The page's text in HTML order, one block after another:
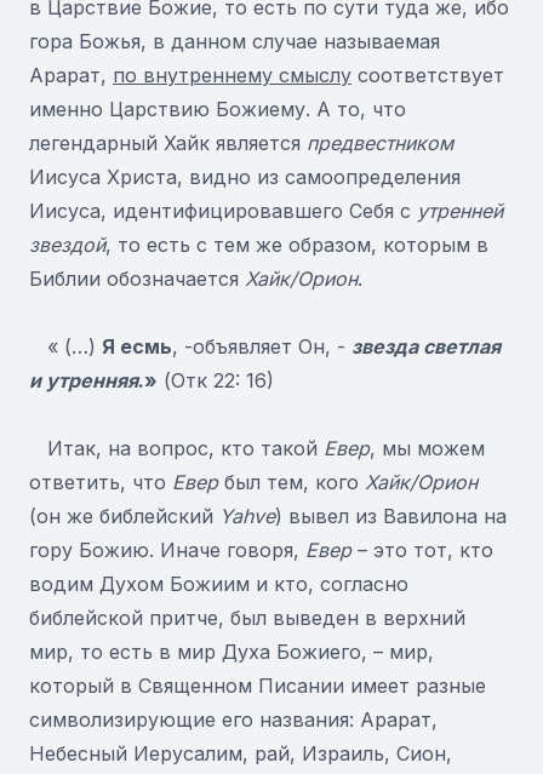
в Царствие Божие, то есть по сути туда же, ибо
гора Божья, в данном случае называемая
Арарат, по внутреннему смыслу соответствует
именно Царствию Божиему. А то, что
легендарный Хайк является предвестником
Иисуса Христа, видно из самоопределения
Иисуса, идентифицировавшего Себя с утренней
звездой, то есть с тем же образом, которым в
Библии обозначается Хайк/Орион.
« (…) Я есмь, -объявляет Он, - звезда светлая
и утренняя.» (Отк 22: 16)
Итак, на вопрос, кто такой Евер, мы можем
ответить, что Евербыл тем, кого Хайк/Орион
(он же библейский Yahve) вывел из Вавилона на
гору Божию. Иначе говоря, Евер– это тот, кто
водим Духом Божиим и кто, согласно
библейской притче, был выведен в верхний
мир, то есть в мир Духа Божиего, – мир,
который в Священном Писании имеет разные
символизирующие его названия: Арарат,
Небесный Иерусалим, рай, Израиль, Сион,